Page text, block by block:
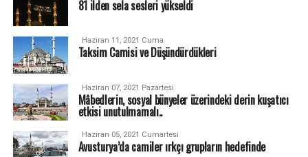
81 ilden sela sesleri yükseldi
Haziran 11, 2021 Cuma
Taksim Camisi ve Düşündürdükleri
Haziran 07, 2021 Pazartesi
Mâbedlerin, sosyal bünyeler üzerindeki derin kuşatıcı
etkisi unutulmamalı..
Haziran 05, 2021 Cumartesi
Avusturya’da camiler ırkçı grupların hedefinde